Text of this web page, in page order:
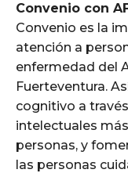
Convenio con
Convenio es la
atención a
enfermedad del
Fuerteventura.
cognitivo a
intelectuales
personas, y
las personas